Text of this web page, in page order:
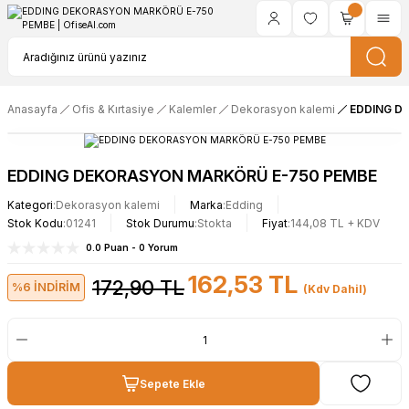
Anasayfa Ofis & Kırtasiye Kalemler Dekorasyon kalemi EDDING
EDDING DEKORASYON MARKÖRÜ E-750 PEMBE
Kategori Dekorasyon kalemi Marka Edding
Stok Kodu 01241 Stok Durumu Stokta Fiyat 144,08 TL + KDV
0.0 Puan - 0 Yorum
%6 İNDİRİM 172,90 TL162,53 TL (Kdv Dahil)
Sepete Ekle